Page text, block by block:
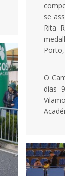
se
Rita
O
dias